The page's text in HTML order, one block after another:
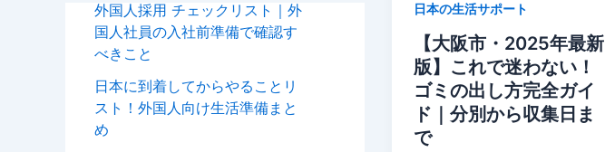
外国人採用 チェックリスト｜外
国人社員の入社前準備で確認す
べきこと
日本に到着してからやることリ
スト！外国人向け生活準備まと
め
日本の生活サポート
【大阪市・2025年最新
版】これで迷わない！
ゴミの出し方完全ガイ
ド｜分別から収集日ま
で